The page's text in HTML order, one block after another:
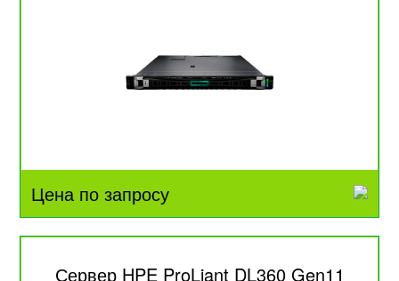
Цена по запросу
Сервер HPE ProLiant DL360 Gen11